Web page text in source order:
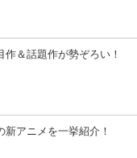
＆話題作が勢ぞろい！
新アニメを一挙紹介！